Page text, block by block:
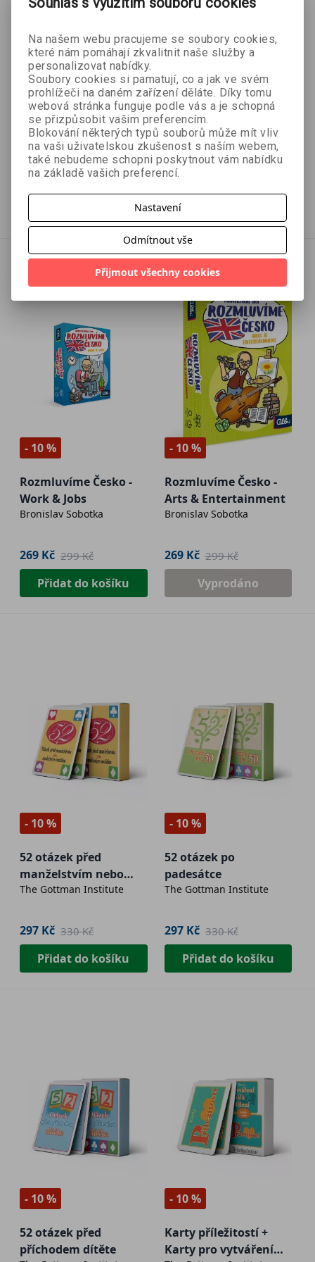
- 10 %
Rozmluvíme Česko -
Hobbies
Bronislav Sobotka
269 Kč 299 Kč
- 10 %
Rozmluvíme Česko -
Shopping
Bronislav Sobotka
269 Kč
- 10 %
Rozmluvíme Česko -
Work & Jobs
Bronislav Sobotka
269 Kč 299 Kč
Přidat do košíku
- 10 %
Rozmluvíme Česko -
Arts & Entertainment
Bronislav Sobotka
269 Kč 299 Kč
Vyprodáno
- 10 %
52 otázek před
manželstvím nebo
společným soužitím
The Gottman Institute
297 Kč 330 Kč
Přidat do košíku
- 10 %
52 otázek po
padesátce
The Gottman Institute
297 Kč 330 Kč
Přidat do košíku
- 10 %
52 otázek před
příchodem dítěte
- 10 %
Karty příležitostí +
Karty pro vytváření
Na našem webu pracujeme se soubory cookies,
které nám pomáhají zkvalitnit naše služby a
personalizovat nabídky.
Soubory cookies si pamatují, co a jak ve svém
prohlížeči na daném zařízení děláte. Díky tomu
webová stránka funguje podle vás a je schopná
se přizpůsobit vašim preferencím.
Blokování některých typů souborů může mít vliv
na vaši uživatelskou zkušenost s naším webem,
také nebudeme schopni poskytnout vám nabídku
na základě vašich preferencí.
Nastavení
Odmítnout vše
Přijmout všechny cookies